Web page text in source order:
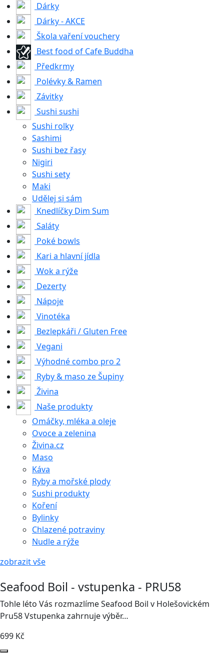
Dárky
Dárky - AKCE
Škola vaření vouchery
Best food of Cafe Buddha
Předkrmy
Polévky & Ramen
Závitky
Sushi sushi
Sushi rolky
Sashimi
Sushi bez řasy
Nigiri
Sushi sety
Maki
Udělej si sám
Knedlíčky Dim Sum
Saláty
Poké bowls
Kari a hlavní jídla
Wok a rýže
Dezerty
Nápoje
Vinotéka
Bezlepkáři / Gluten Free
Vegani
Výhodné combo pro 2
Ryby & maso ze Šupiny
Živina
Naše produkty
Omáčky, mléka a oleje
Ovoce a zelenina
Živina.cz
Maso
Káva
Ryby a mořské plody
Sushi produkty
Koření
Bylinky
Chlazené potraviny
Nudle a rýže
zobrazit vše
Seafood Boil - vstupenka - PRU58
Tohle léto Vás rozmazlíme Seafood Boil v Holešovickém
Pru58 Vstupenka zahrnuje výběr…
699 Kč